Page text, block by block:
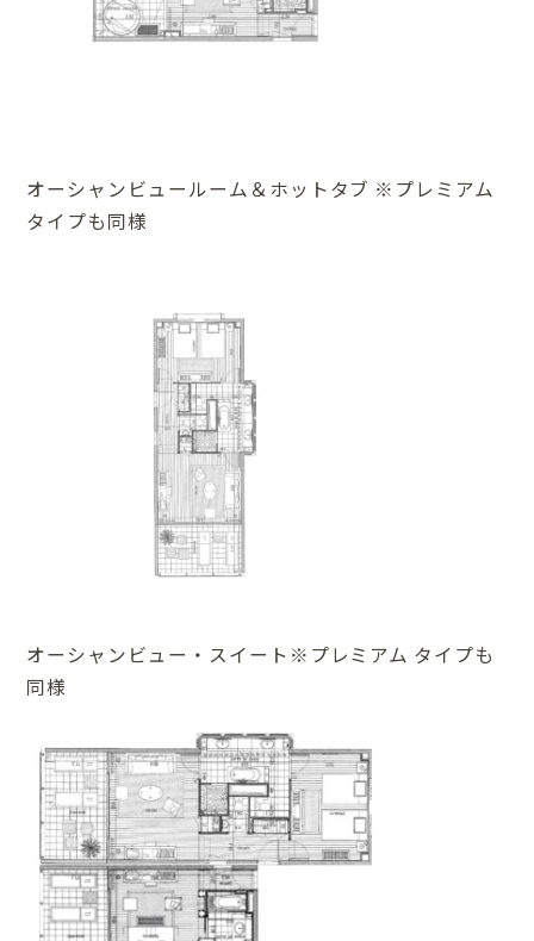
オーシャンビュールーム＆ホットタブ ※プレミアム
タイプも同様
オーシャンビュー・スイート※プレミアム タイプも
同様